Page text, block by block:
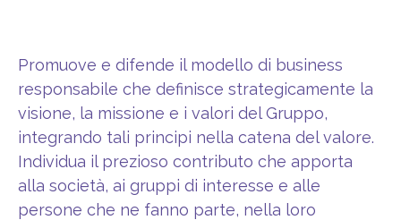
Promuove e difende il modello di business
responsabile che definisce strategicamente la
visione, la missione e i valori del Gruppo,
integrando tali principi nella catena del valore.
Individua il prezioso contributo che apporta
alla società, ai gruppi di interesse e alle
persone che ne fanno parte, nella loro